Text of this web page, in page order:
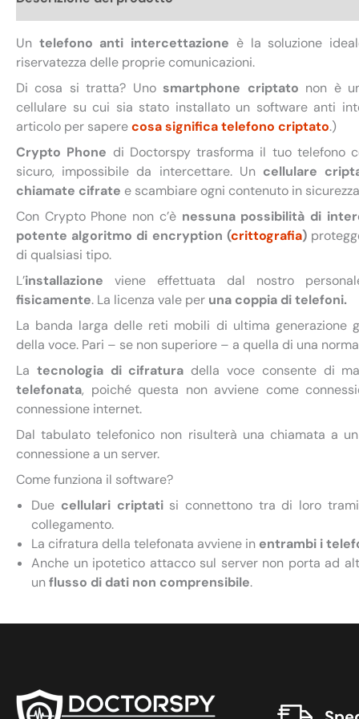
Un telefono anti intercettazione è la soluzione
riservatezza delle proprie comunicazioni.
Di cosa si tratta? Uno smartphone criptato non è
cellulare su cui sia stato installato un software anti
articolo per saperecosa significa telefono criptato.)
Crypto Phone di Doctorspy trasforma il tuo telefono
sicuro, impossibile da intercettare. Un cellulare
chiamate cifrate e scambiare ogni contenuto in
Con Crypto Phone non c’è nessuna possibilità di
potente algoritmo di encryption (crittografia)
di qualsiasi tipo.
L’installazione viene effettuata dal nostro
fisicamente. La licenza vale per una coppia di telefoni.
La banda larga delle reti mobili di ultima generazione
della voce. Pari – se non superiore – a quella di una
La tecnologia di cifratura della voce consente di
telefonata, poiché questa non avviene come
connessione internet.
Dal tabulato telefonico non risulterà una chiamata a
connessione a un server.
Come funziona il software?
Due cellulari criptatisi connettono tra di loro
collegamento.
La cifratura della telefonata avviene in entrambi i
Anche un ipotetico attacco sul server non porta ad
unflusso di dati non comprensibile.
stringhe di dati cifrati inutilizzabili senza le specifiche
In questo modo, tutti i dati viaggiano cifrati sulla rete